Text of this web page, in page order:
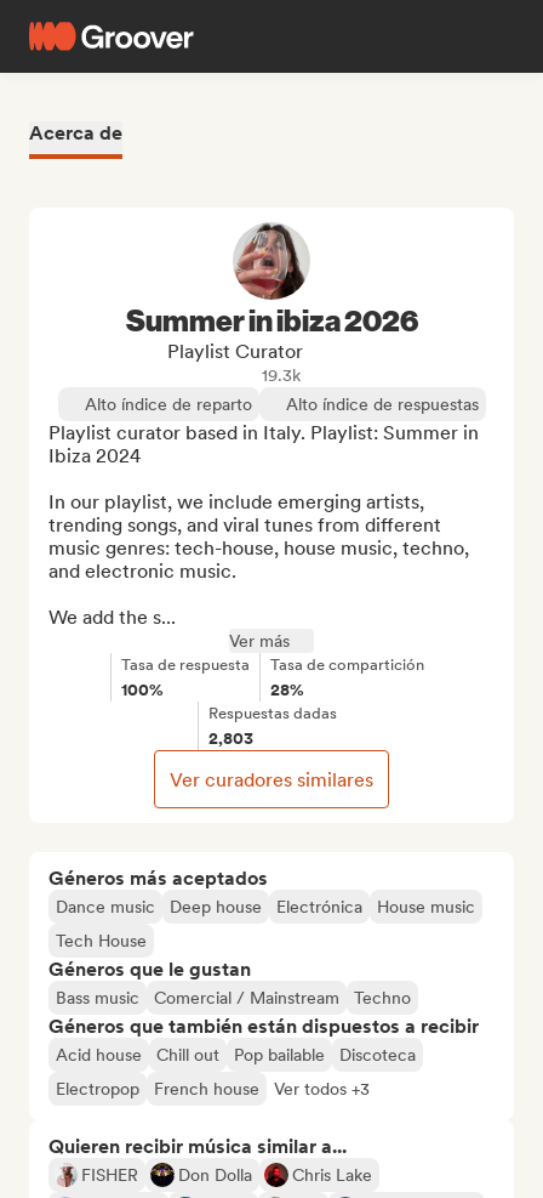
Acerca de
Géneros más aceptados
Dance music Deep house Electrónica
House music
Tech House
Géneros que le gustan
Bass music Comercial / Mainstream Techno
Géneros que también están dispuestos a recibir
Acid house Chill out Pop bailable
Discoteca
Electropop
French house Ver todos +3
Quieren recibir música similar a...
FISHER Don Dolla
Chris Lake
Summer in ibiza 2026
Playlist Curator
19.3k
Alto índice de reparto
Alto índice de respuestas
Playlist curator based in Italy. Playlist: Summer in
Ibiza 2024
In our playlist, we include emerging artists,
trending songs, and viral tunes from different
music genres: tech-house, house music, techno,
and electronic music.
We add the s...
Ver más
Tasa de respuesta
100%
Tasa de compartición
28%
Respuestas dadas
2,803
Ver curadores similares